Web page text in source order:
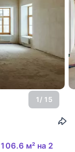
1/ 15
м² на 2